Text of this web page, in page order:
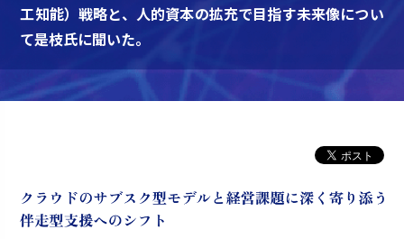
工知能）戦略と、人的資本の拡充で目指す未来像につい
て是枝氏に聞いた。